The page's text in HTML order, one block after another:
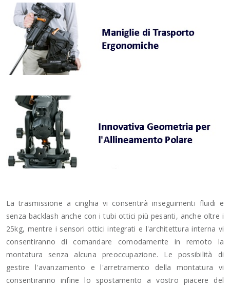
La trasmissione a cinghia vi consentirà inseguimenti fluidi e
senza backlash anche con i tubi ottici più pesanti, anche oltre i
25kg, mentre i sensori ottici integrati e l'architettura interna vi
consentiranno di comandare comodamente in remoto la
montatura senza alcuna preoccupazione. Le possibilità di
gestire l'avanzamento e l'arretramento della montatura vi
consentiranno infine lo spostamento a vostro piacere del